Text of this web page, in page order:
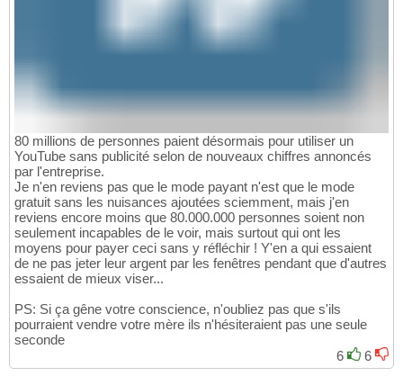
80 millions de personnes paient désormais pour utiliser un
YouTube sans publicité selon de nouveaux chiffres annoncés
par l'entreprise.
Je n'en reviens pas que le mode payant n'est que le mode
gratuit sans les nuisances ajoutées sciemment, mais j'en
reviens encore moins que 80.000.000 personnes soient non
seulement incapables de le voir, mais surtout qui ont les
moyens pour payer ceci sans y réfléchir ! Y'en a qui essaient
de ne pas jeter leur argent par les fenêtres pendant que d'autres
essaient de mieux viser...
PS: Si ça gêne votre conscience, n'oubliez pas que s'ils
pourraient vendre votre mère ils n'hésiteraient pas une seule
seconde
6
6